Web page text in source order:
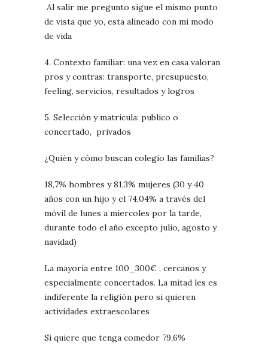
Al salir me pregunto sigue el mismo punto
de vista que yo, esta alineado con mi modo
de vida
4. Contexto familiar: una vez en casa valoran
pros y contras: transporte, presupuesto,
feeling, servicios, resultados y logros
5. Selección y matricula: publico o
concertado, privados
¿Quién y cómo buscan colegio las familias?
18,7% hombres y 81,3% mujeres (30 y 40
años con un hijo y el 74,04% a través del
móvil de lunes a miercoles por la tarde,
durante todo el año excepto julio, agosto y
navidad)
La mayoría entre 100_300€ , cercanos y
especialmente concertados. La mitad les es
indiferente la religión pero si quieren
actividades extraescolares
Si quiere que tenga comedor 79,6%